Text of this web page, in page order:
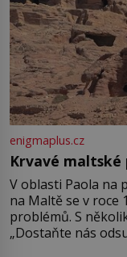
enigmaplus.cz
Krvavé
V oblasti Paola na
na Maltě se v roce
problémů. S
„Dostaňte nás